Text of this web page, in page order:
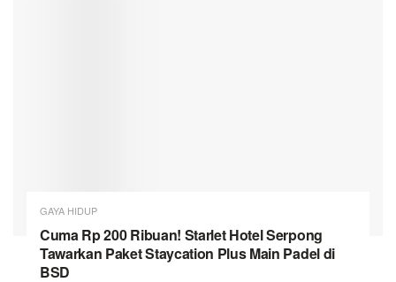
GAYA HIDUP
Cuma Rp 200 Ribuan! Starlet Hotel Serpong
Tawarkan Paket Staycation Plus Main Padel di
BSD